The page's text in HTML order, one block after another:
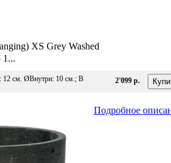
XS Grey Washed
1...
12 см. ØВнутри: 10 см.; В
2'099 р.
Подробное